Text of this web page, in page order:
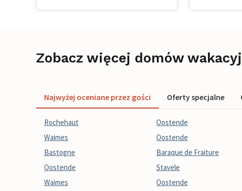
Zobacz więcej domów
Najwyżej oceniane przez gości Oferty specjalne
Rochehaut
Waimes
Bastogne
Oostende
Waimes
Oostende
Oostende
Baraque de Fraiture
Stavele
Oostende